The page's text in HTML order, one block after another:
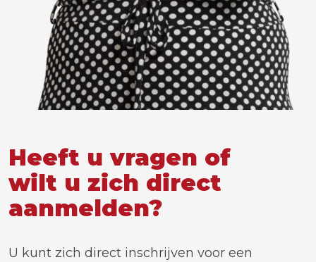
Heeft u vragen of
wilt u zich direct
aanmelden?
U kunt zich direct inschrijven voor een